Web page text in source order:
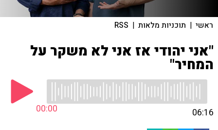
ראשי | תוכניות מלאות |
RSS
"אני יהודי אז אני לא משקר על
המחיר"
00:00 06:16